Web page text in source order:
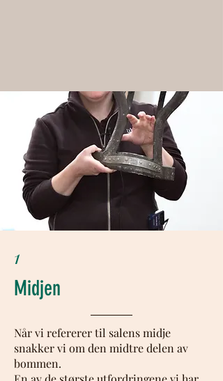
1
Midjen
Når vi refererer til salens midje
snakker vi om den midtre delen av
bommen.